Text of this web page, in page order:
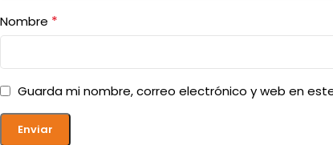
Nombre *
Guarda mi nombre, correo electrónico y web en